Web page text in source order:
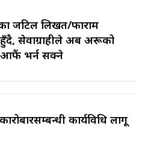
जटिल लिखत/फाराम
सेवाग्राहीले अब अरूको
आफैं भर्न सक्ने
कार्यविधि लागू